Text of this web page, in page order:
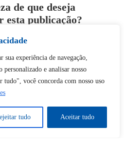
sua experiência de navegação,
e analisar nosso
você concorda com nosso uso
tudo Aceitar tudo
de que deseja
esta publicação?